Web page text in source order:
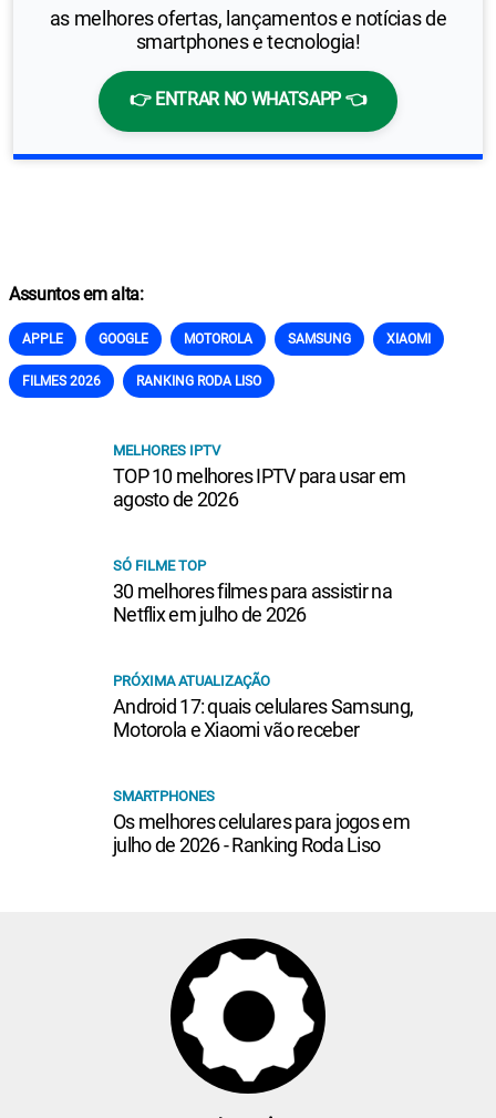
as melhores ofertas, lançamentos e notícias de
smartphones e tecnologia!
👉 ENTRAR NO WHATSAPP 👈
Assuntos em alta:
APPLE GOOGLE MOTOROLA SAMSUNG XIAOMI
FILMES 2026 RANKING RODA LISO
MELHORES IPTV
TOP 10 melhores IPTV para usar em
agosto de 2026
SÓ FILME TOP
30 melhores filmes para assistir na
Netflix em julho de 2026
PRÓXIMA ATUALIZAÇÃO
Android 17: quais celulares Samsung,
Motorola e Xiaomi vão receber
SMARTPHONES
Os melhores celulares para jogos em
julho de 2026 - Ranking Roda Liso